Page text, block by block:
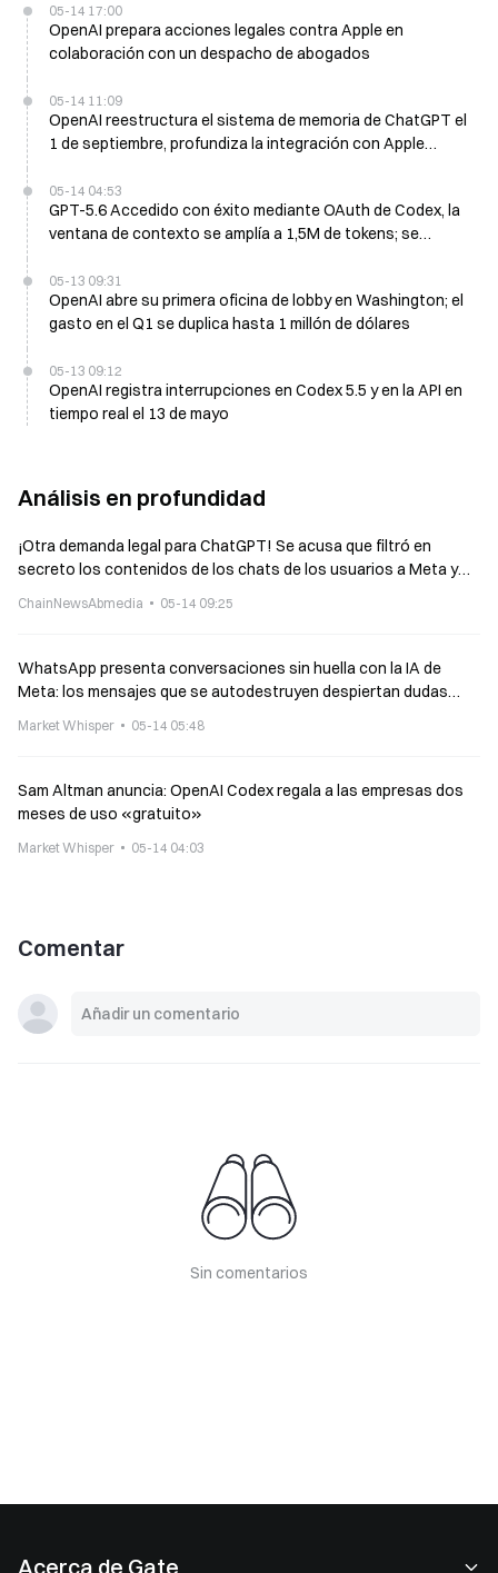
05-14 17:00
OpenAI prepara acciones legales contra Apple en
colaboración con un despacho de abogados
05-14 11:09
OpenAI reestructura el sistema de memoria de ChatGPT el
1 de septiembre, profundiza la integración con Apple
05-14 04:53
GPT-5.6 Accedido con éxito mediante OAuth de Codex, la
ventana de contexto se amplía a 1,5M de tokens; se
05-13 09:31
OpenAI abre su primera oficina de lobby en Washington; el
gasto en el Q1 se duplica hasta 1 millón de dólares
05-13 09:12
OpenAI registra interrupciones en Codex 5.5 y en la API en
tiempo real el 13 de mayo
Análisis en profundidad
¡Otra demanda legal para ChatGPT! Se acusa que filtró en
secreto los contenidos de los chats de los usuarios a Meta y
ChainNewsAbmedia 05-14 09:25
WhatsApp presenta conversaciones sin huella con la IA de
Meta: los mensajes que se autodestruyen despiertan dudas
Market Whisper 05-14 05:48
Sam Altman anuncia: OpenAI Codex regala a las empresas dos
meses de uso «gratuito»
Market Whisper 05-14 04:03
Comentar
Sin comentarios
Acerca de Gate